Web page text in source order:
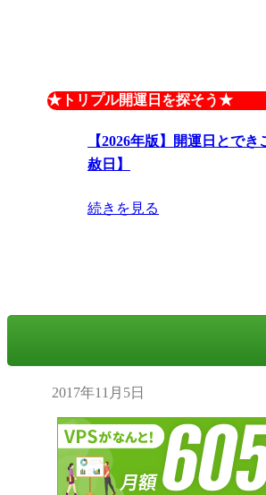
★トリプル開運日を探そう★
【2026年版】開運日とで
赦日】
続きを見る
2017年11月5日